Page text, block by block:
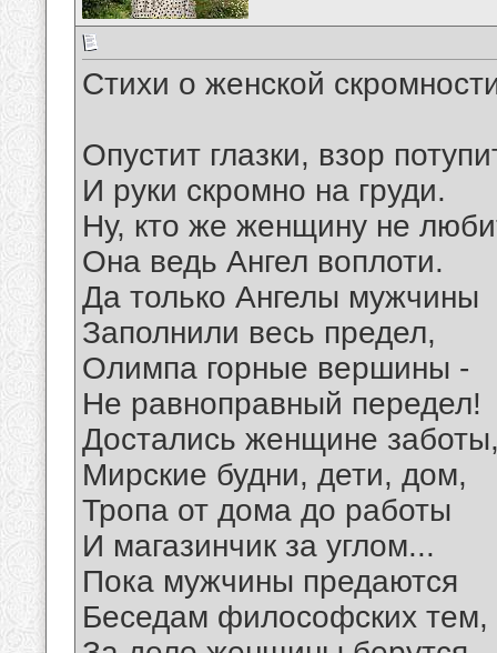
Стихи о женской
Опустит глазки, взор
И руки скромно на груди.
Ну, кто же женщину не
Она ведь Ангел воплоти.
Да только Ангелы мужчины
Заполнили весь предел,
Олимпа горные вершины -
Не равноправный передел!
Достались женщине
Мирские будни, дети, дом,
Тропа от дома до работы
И магазинчик за углом...
Пока мужчины предаются
Беседам философских тем,